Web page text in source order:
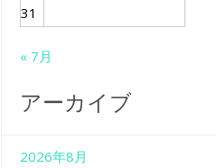
31
« 7月
アーカイブ
2026年8月